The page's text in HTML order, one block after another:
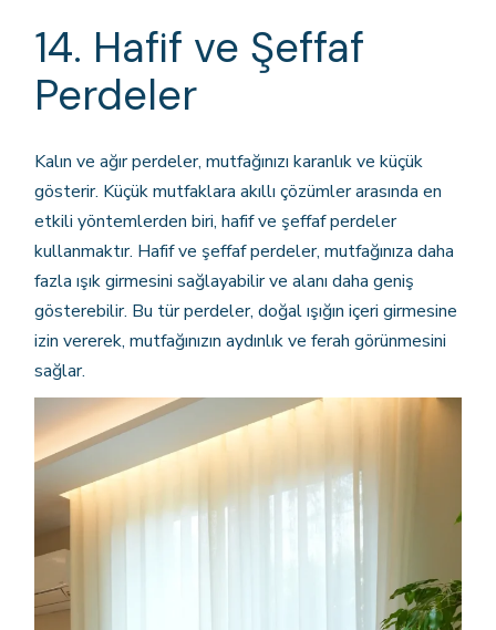
14. Hafif ve Şeffaf
Perdeler
Kalın ve ağır perdeler, mutfağınızı karanlık ve küçük
gösterir. Küçük mutfaklara akıllı çözümler arasında en
etkili yöntemlerden biri, hafif ve şeffaf perdeler
kullanmaktır. Hafif ve şeffaf perdeler, mutfağınıza daha
fazla ışık girmesini sağlayabilir ve alanı daha geniş
gösterebilir. Bu tür perdeler, doğal ışığın içeri girmesine
izin vererek, mutfağınızın aydınlık ve ferah görünmesini
sağlar.